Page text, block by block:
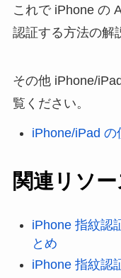
これで iPhone の
認証する方法の解
その他 iPhone/
覧ください。
iPhone/iPad の
関連リソー
iPhone 指紋認
とめ
iPhone 指紋認